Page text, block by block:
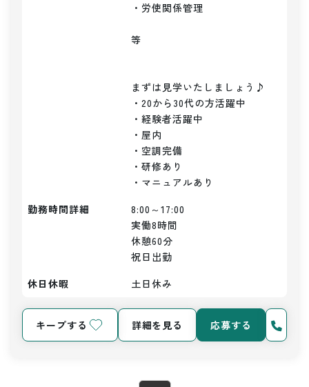
・労使関係管理
等
まずは見学いたしましょう♪
・20から30代の方活躍中
・経験者活躍中
・屋内
・空調完備
・研修あり
・マニュアルあり
勤務時間詳細
8:00～17:00
実働8時間
休憩60分
祝日出勤
休日休暇
土日休み
キープする 詳細を見る 応募する